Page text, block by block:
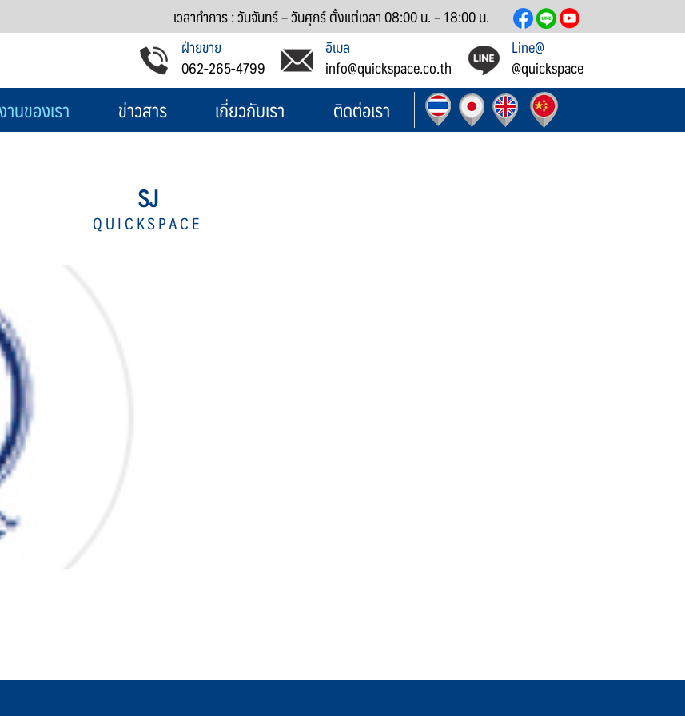
เวลาทำการ : วันจันทร์ – วันศุกร์ ตั้งแต่เวลา 08:00 น. – 18:00 น.
ฝ่ายขาย
062-265-4799
อีเมล
info@quickspace.co.th
Line@
@quickspace
นของเรา ข่าวสาร เกี่ยวกับเรา ติดต่อเรา
SJ
QUICKSPACE